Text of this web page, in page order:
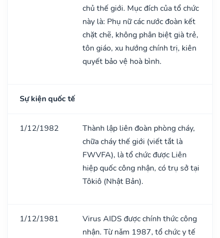
chủ thế giới. Mục đích của tổ chức
này là: Phụ nữ các nước đoàn kết
chặt chẽ, không phân biệt già trẻ,
tôn giáo, xu hướng chính trị, kiên
quyết bảo vệ hoà bình.
Sự kiện quốc tế
1/12/1982
Thành lập liên đoàn phòng cháy,
chữa cháy thế giới (viết tắt là
FWVFA), là tổ chức được Liên
hiệp quốc công nhận, có trụ sở tại
Tôkiô (Nhật Bản).
1/12/1981
Virus AIDS được chính thức công
nhận. Từ nǎm 1987, tổ chức y tế